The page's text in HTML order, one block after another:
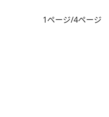
1ページ/4ページ